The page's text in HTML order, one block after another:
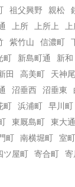
祖父興野 親松
上所 上所上 上
紫竹山 信濃町
新島町通 新和
田 高美町 天神尾
沼垂西 沼垂東
町 浜浦町 早川町
東厩島町 東大通
町 南横堀町 室町
ツ屋町 寄合町 寄